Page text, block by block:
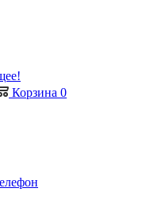
Корзина 0